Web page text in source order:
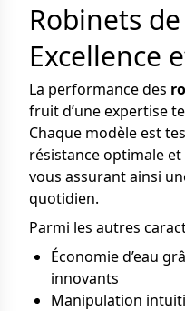
Robinets
Excellence
La performance des
fruit d’une expertise
Chaque modèle est
résistance optimale
vous assurant ainsi
quotidien.
Parmi les autres
Économie d’eau
innovants
Manipulation